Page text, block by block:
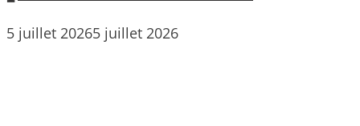
5 juillet 20265 juillet 2026